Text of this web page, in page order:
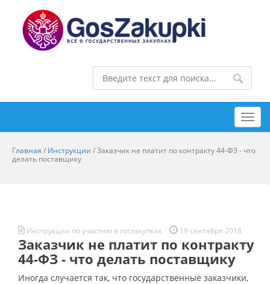
Главная / Инструкции /Заказчик не платит по контракту 44-ФЗ - что
делать поставщику
Инструкции по участию в госзакупках 19 сентября 2018
Заказчик не платит по контракту
44-ФЗ - что делать поставщику
Иногда случается так, что государственные заказчики,